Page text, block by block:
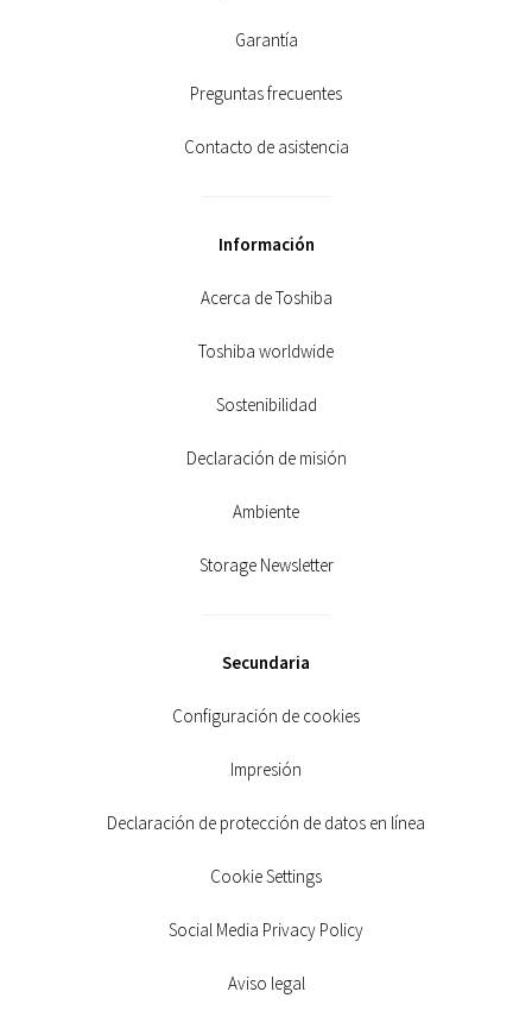
Garantía
Preguntas frecuentes
Contacto de asistencia
Información
Acerca de Toshiba
Toshiba worldwide
Sostenibilidad
Declaración de misión
Ambiente
Storage Newsletter
Secundaria
Configuración de cookies
Impresión
Declaración de protección de datos en línea
Cookie Settings
Social Media Privacy Policy
Aviso legal